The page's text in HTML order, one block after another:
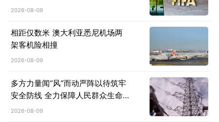
2026-08-09
相距仅数米 澳大利亚悉尼机场两
架客机险相撞
2026-08-09
多方力量闻“风”而动严阵以待筑牢
安全防线 全力保障人民群众生命
财产安全
2026-08-09